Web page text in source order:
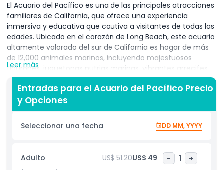
El Acuario del Pacífico es una de las principales atracciones
familiares de California, que ofrece una experiencia
inmersiva y educativa que cautiva a visitantes de todas las
edades. Ubicado en el corazón de Long Beach, este acuario
altamente valorado del sur de California es hogar de más
de 12,000 animales marinos, incluyendo majestuosos
tiburones, juguetonas nutrias marinas, vibrantes arrecifes
de coral y peces exóticos de todo el mundo. Cuando
compras tus entradas para el Acuario del Pacífico, accedes
a una amplia variedad de exhibiciones de clase mundial
que representan los ecosistemas marinos del Pacífico
Tropical, el Pacífico Norte y el sur de California/Baja. No te
pierdas las piscinas táctiles interactivas, donde los
otras criaturas marinas dóciles, perfectas para niños y
adultos curiosos por igual. Reservar tus entradas para el
Leer más
Entradas para el Acuario del Pacífico Precio
y Opciones
Seleccionar una fecha DD MM, YYYY
Adulto US$ 51.20US$ 49 - 1 +